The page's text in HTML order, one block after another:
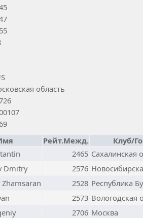
область
Рейт.Межд. Клуб/
2465 Сахалинская
Dmitry 2576
Zhamsaran 2528 Республика
2573 Вологодская
2706 Москва